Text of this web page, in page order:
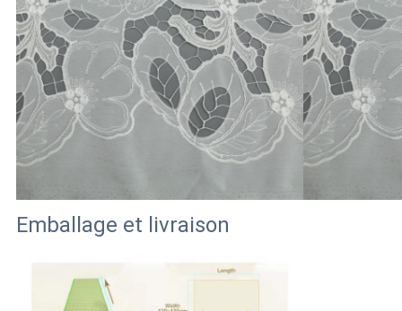
Emballage et livraison